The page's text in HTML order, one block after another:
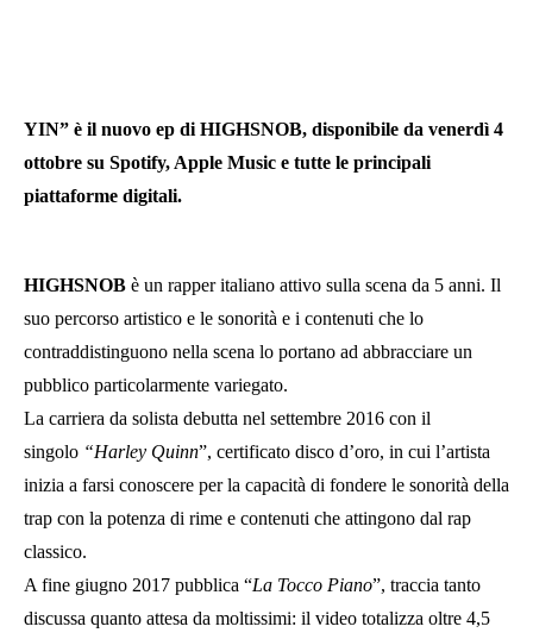
YIN” è il nuovo ep di HIGHSNOB, disponibile da venerdì 4
ottobre su Spotify, Apple Music e tutte le principali
piattaforme digitali.
HIGHSNOB è un rapper italiano attivo sulla scena da 5 anni. Il
suo percorso artistico e le sonorità e i contenuti che lo
contraddistinguono nella scena lo portano ad abbracciare un
pubblico particolarmente variegato.
La carriera da solista debutta nel settembre 2016 con il
singolo “Harley Quinn”, certificato disco d’oro, in cui l’artista
inizia a farsi conoscere per la capacità di fondere le sonorità della
trap con la potenza di rime e contenuti che attingono dal rap
classico.
A fine giugno 2017 pubblica “La Tocco Piano”, traccia tanto
discussa quanto attesa da moltissimi: il video totalizza oltre 4,5